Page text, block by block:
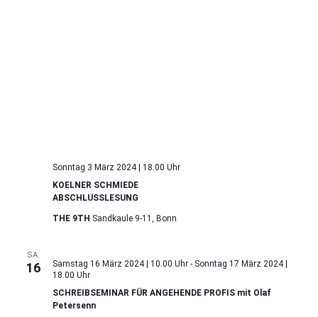
KOELNER SCHMIEDE
ABSCHLUSSLESUNG
Sonntag 3 März 2024 | 18.00 Uhr
THE 9TH Sandkaule 9-11, Bonn
SA.
16
SCHREIBSEMINAR FÜR ANGEHENDE PROFIS mit Olaf
Petersenn
Samstag 16 März 2024 | 10.00 Uhr- Sonntag 17 März 2024 |
18.00 Uhr